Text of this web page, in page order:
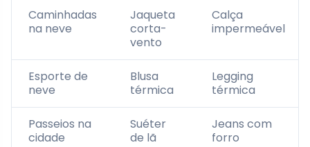
Caminhadas
na neve
Jaqueta
corta-
vento
Calça
impermeável
Esporte de
neve
Blusa
térmica
Legging
térmica
Passeios na
cidade
Suéter
de lã
Jeans com
forro